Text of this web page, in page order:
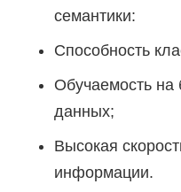
семантики:
Способность
Обучаемость
данных;
Высокая
информации.